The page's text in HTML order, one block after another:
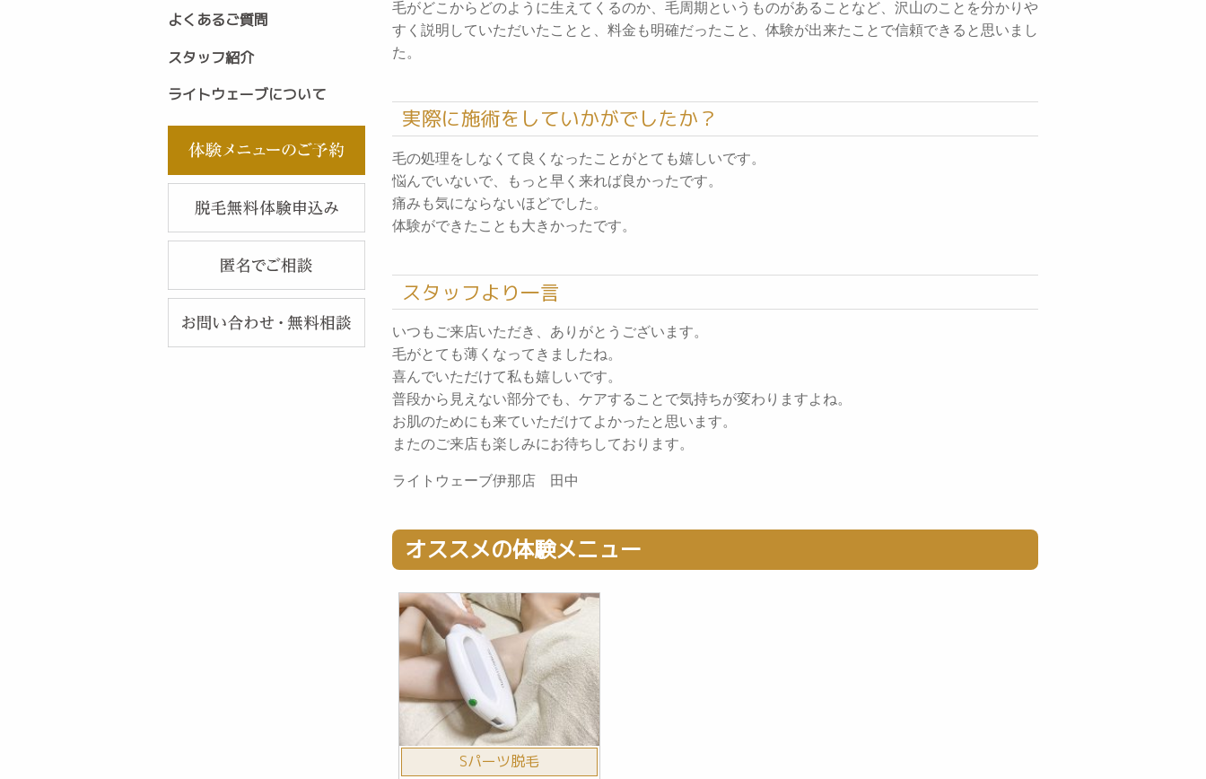
よくあるご質問
スタッフ紹介
ライトウェーブについて
毛がどこからどのように生えてくるのか、毛周期というものがあることなど、沢山のことを分かりや
すく説明していただいたことと、料金も明確だったこと、体験が出来たことで信頼できると思いまし
た。
実際に施術をしていかがでしたか？
毛の処理をしなくて良くなったことがとても嬉しいです。
悩んでいないで、もっと早く来れば良かったです。
痛みも気にならないほどでした。
体験ができたことも大きかったです。
スタッフより一言
いつもご来店いただき、ありがとうございます。
毛がとても薄くなってきましたね。
喜んでいただけて私も嬉しいです。
普段から見えない部分でも、ケアすることで気持ちが変わりますよね。
お肌のためにも来ていただけてよかったと思います。
またのご来店も楽しみにお待ちしております。
ライトウェーブ伊那店 田中
オススメの体験メニュー
Sパーツ脱毛